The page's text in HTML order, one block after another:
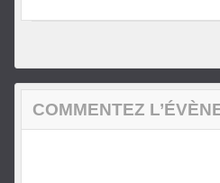
COMMENTEZ